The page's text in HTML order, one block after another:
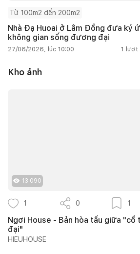
Từ 100m2 đến 200m2
Nhà Đạ Huoai ở Lâm Đồng đưa ký
không gian sống đương đại
27/06/2026, lúc 10:00 1 lượt
Kho ảnh
13.090
1 0 1
Ngơi House - Bản hòa tấu giữa
đại"
HIEUHOUSE